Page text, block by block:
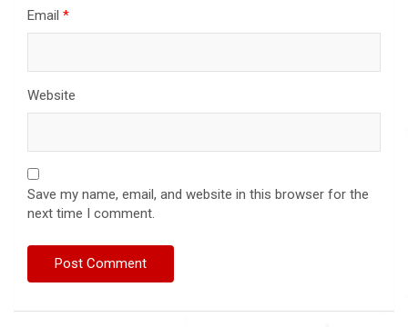
Email *
Website
Save my name, email, and website in this browser for the
next time I comment.